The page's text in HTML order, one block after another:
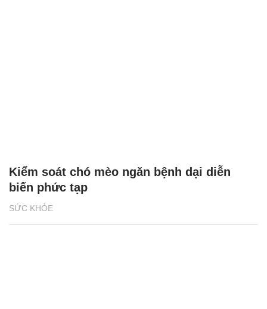
SỨC KHỎE
Kiểm soát chó mèo ngăn bệnh dại diễn
biến phức tạp